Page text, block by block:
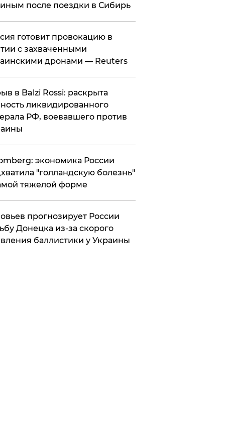
после поездки в Сибирь
готовит провокацию в
с захваченными
дронами — Reuters
в Balzi Rossi: раскрыта
ликвидированного
РФ, воевавшего против
экономика России
"голландскую болезнь"
тяжелой форме
прогнозирует России
Донецка из-за скорого
баллистики у Украины